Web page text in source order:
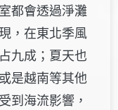
都會透過淨灘
，在東北季風
九成；夏天也
是越南等其他
到海流影響，